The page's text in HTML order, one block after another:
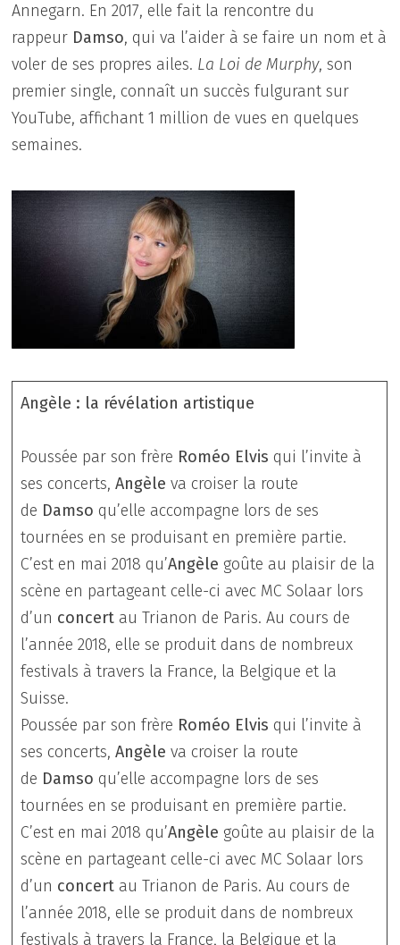
Annegarn. En 2017, elle fait la rencontre du
rappeur Damso, qui va l’aider à se faire un nom et à
voler de ses propres ailes. La Loi de Murphy, son
premier single, connaît un succès fulgurant sur
YouTube, affichant 1 million de vues en quelques
semaines.
Angèle : la révélation artistique
Poussée par son frère Roméo Elvis qui l’invite à
ses concerts,Angèle va croiser la route
de Damso qu’elle accompagne lors de ses
tournées en se produisant en première partie.
C’est en mai 2018 qu’Angèle goûte au plaisir de la
scène en partageant celle-ci avec MC Solaar lors
d’un concert au Trianon de Paris. Au cours de
l’année 2018, elle se produit dans de nombreux
festivals à travers la France, la Belgique et la
Suisse.
Poussée par son frère Roméo Elvis qui l’invite à
ses concerts,Angèle va croiser la route
de Damso qu’elle accompagne lors de ses
tournées en se produisant en première partie.
C’est en mai 2018 qu’Angèle goûte au plaisir de la
scène en partageant celle-ci avec MC Solaar lors
d’un concert au Trianon de Paris. Au cours de
l’année 2018, elle se produit dans de nombreux
festivals à travers la France, la Belgique et la